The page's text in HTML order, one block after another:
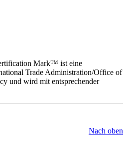
Mark™ ist eine
Trade Administration/Office of
und wird mit entsprechender
Nach oben